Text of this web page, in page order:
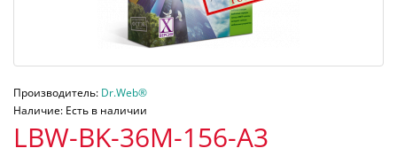
Производитель: Dr.Web®
Наличие: Есть в наличии
LBW-BK-36M-156-A3